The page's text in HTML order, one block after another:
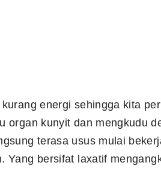
energi sehingga kita
organ kunyit dan mengkudu
terasa usus mulai
Yang bersifat laxatif